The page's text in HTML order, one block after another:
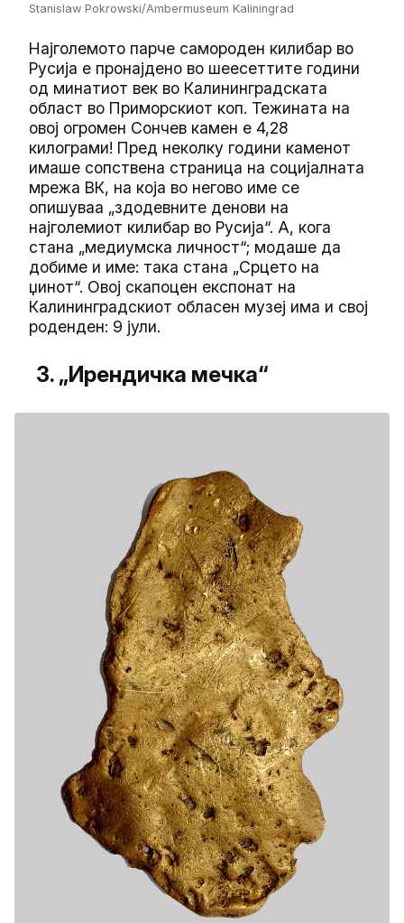
Stanislaw Pokrowski/Ambermuseum Kaliningrad
Најголемото парче самороден килибар во
Русија е пронајдено во шеесеттите години
од минатиот век во Калининградската
област во Приморскиот коп. Тежината на
овој огромен Сончев камен е 4,28
килограми! Пред неколку години каменот
имаше сопствена страница на социјалната
мрежа ВК, на која во негово име се
опишуваа „здодевните денови на
најголемиот килибар во Русија“. А, кога
стана „медиумска личност“; модаше да
добиме и име: така стана „Срцето на
џинот“. Овој скапоцен експонат на
Калининградскиот обласен музеј има и свој
роденден: 9 јули.
3. „Ирендичка мечка“